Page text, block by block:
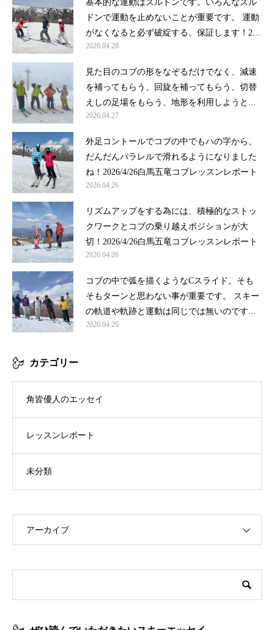
基本的な運動はズルドンです。いろんなズル
ドンで運動を止めないことが重要です。 運動
がなくなると必ず破綻する。保証します！2...
2026.04.28
見た目のコブの形をなぞるだけでなく、減速
を補ってもらう、回旋を補ってもらう、切替
えしの足場をもらう、地形を利用しようと...
2026.04.27
外足コントールでコブの中でもハの字から、
だんだんパラレルで滑れるようになりました
ね！2026/4/26白馬五竜コブレッスンレポート
2026.04.26
リズムアップをする為には、積極的なストッ
クワークとコブの乗り越えポジションが大
切！2026/4/26白馬五竜コブレッスンレポート
2026.04.26
コブの中で弧を描くようなCスライド。そも
そもターンと思わない事が重要です。 スキー
の軌道や軌跡と運動は同じでは無いのです...
2026.04.26
カテゴリー
角皆優人のエッセイ
レッスンレポート
未分類
アーカイブ